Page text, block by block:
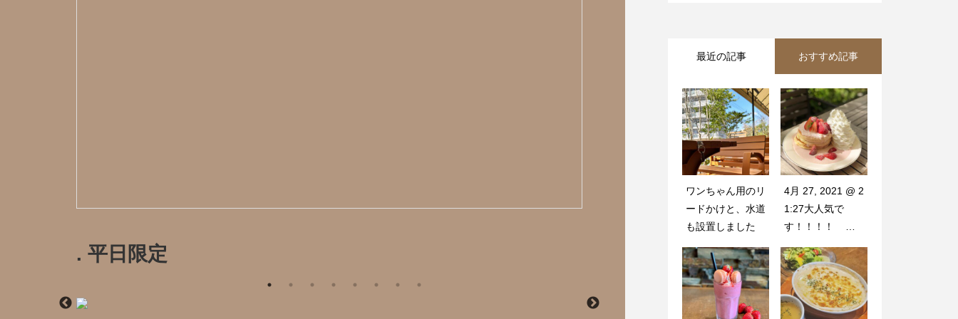
. 平日限定️
最近の記事 おすすめ記事
ワンちゃん用のリ
ードかけと、水道
も設置しました
4月 27, 2021 @ 2
1:27大人気で
す！！！！ 期
期間限定メニュー
はみんなが大好き
苺です️ 新型コロ
ルコールの設置や
換気こまめな除菌
をして対策をして
おります
. 平日限定️